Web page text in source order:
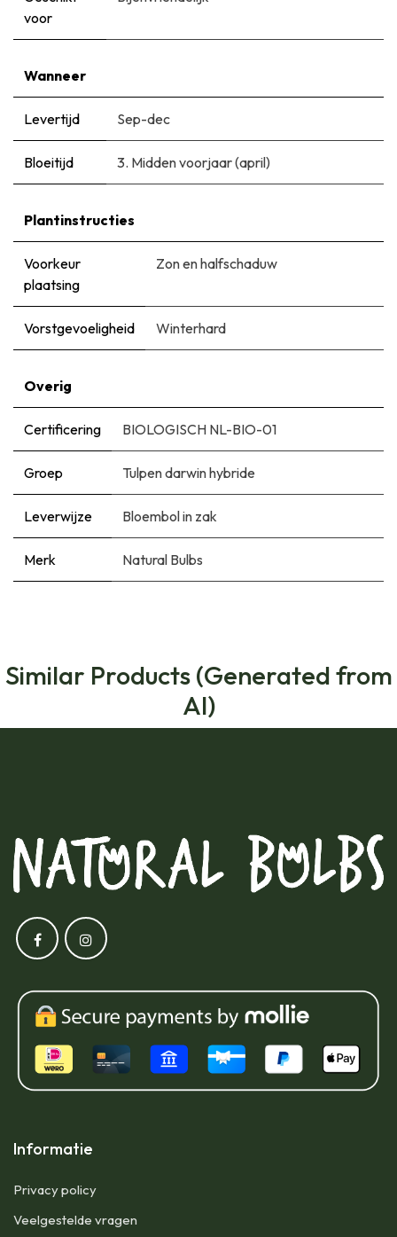
voor
Wanneer
Levertijd Sep-dec
Bloeitijd 3. Midden voorjaar (april)
Plantinstructies
Voorkeur
plaatsing
Zon en halfschaduw
Vorstgevoeligheid Winterhard
Overig
Certificering BIOLOGISCH NL-BIO-01
Groep Tulpen darwin hybride
Leverwijze Bloembol in zak
Merk Natural Bulbs
Similar Products (Generated from
AI)
Informatie
Privacy policy
Veelgestelde vragen